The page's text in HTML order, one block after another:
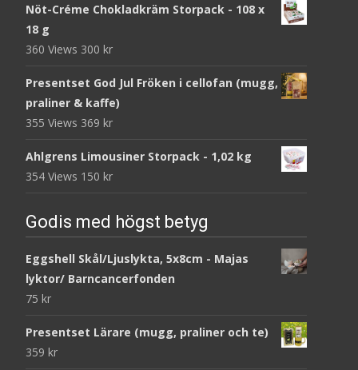
Nöt-Créme Chokladkräm Storpack - 108 x
18 g
360 Views 300 kr
Presentset God Jul Fröken i cellofan (mugg,
praliner & kaffe)
355 Views 369 kr
Ahlgrens Limousiner Storpack - 1,02 kg
354 Views 150 kr
Godis med högst betyg
Eggshell Skål/Ljuslykta, 5x8cm - Majas
lyktor/ Barncancerfonden
75 kr
Presentset Lärare (mugg, praliner och te)
359 kr